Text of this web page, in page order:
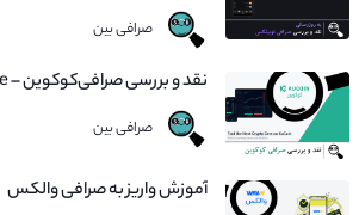
صرافی بین
نقد و بررسی صرافی‌کوکوین – Kucoin Exchange
صرافی بین
آموزش واریز به صرافی والکس